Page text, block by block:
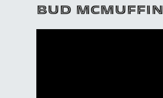
BUD McMUFFIN